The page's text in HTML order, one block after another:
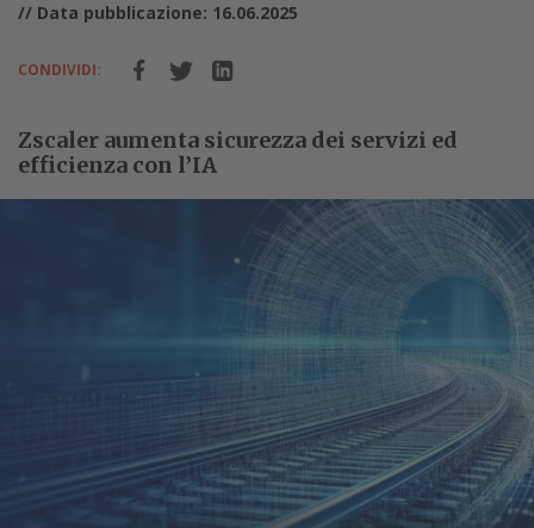
// Data pubblicazione: 16.06.2025
CONDIVIDI:
Zscaler aumenta sicurezza dei servizi ed
efficienza con l’IA